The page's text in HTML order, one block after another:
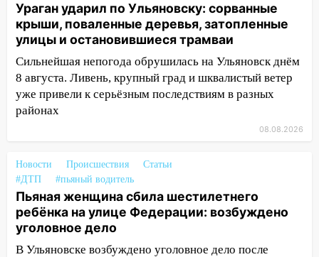
13:54 В мэрии Ульяновска рассказали,
как устраняют последствия мощного
шторма
13:49 Стихия продолжает крушить
Ульяновск: дерево рухнуло на дом на
Орджоникидзе
13:46
Сильный ветер сорвал крышу с
СТО на проспекте Созидателей
13:35 Непогода продолжает бить по
транспорту: в Ульяновске трамвай
сошёл с рельсов
Ураган ударил по Ульяновску: сорванные
крыши, поваленные деревья, затопленные
улицы и остановившиеся трамваи
Сильнейшая непогода обрушилась на Ульяновск днём
8 августа. Ливень, крупный град и шквалистый ветер
уже привели к серьёзным последствиям в разных
районах
08.08.2026
Новости Происшествия
Статьи
#ДТП
#пьяный водитель
Пьяная женщина сбила шестилетнего
ребёнка на улице Федерации: возбуждено
уголовное дело
В Ульяновске возбуждено уголовное дело после